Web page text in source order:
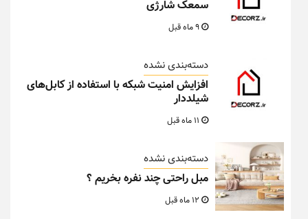
سمعک شارژی
دسته‌بندی نشده
افزایش امنیت شبکه با استفاده از کابل‌های
شیلددار
دسته‌بندی نشده
مبل راحتی چند نفره بخریم ؟